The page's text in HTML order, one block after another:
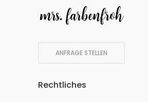
ANFRAGE STELLEN
Rechtliches